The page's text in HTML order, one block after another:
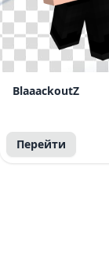
BlaaackoutZ
Перейти